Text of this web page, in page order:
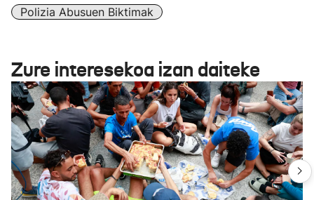
Polizia Abusuen Biktimak
Zure interesekoa izan daiteke